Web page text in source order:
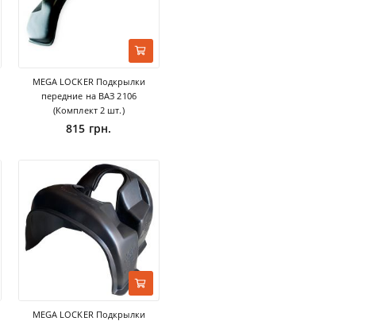
MEGA LOCKER Подкрылки
передние на ВАЗ 2106
(Комплект 2 шт.)
815 грн.
MEGA LOCKER Подкрылки